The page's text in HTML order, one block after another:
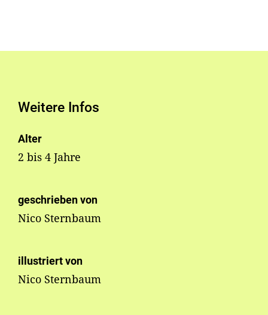
Weitere Infos
Alter
2 bis 4 Jahre
geschrieben von
Nico Sternbaum
illustriert von
Nico Sternbaum